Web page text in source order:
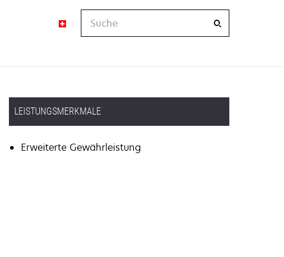
Suche
LEISTUNGSMERKMALE
Erweiterte Gewährleistung